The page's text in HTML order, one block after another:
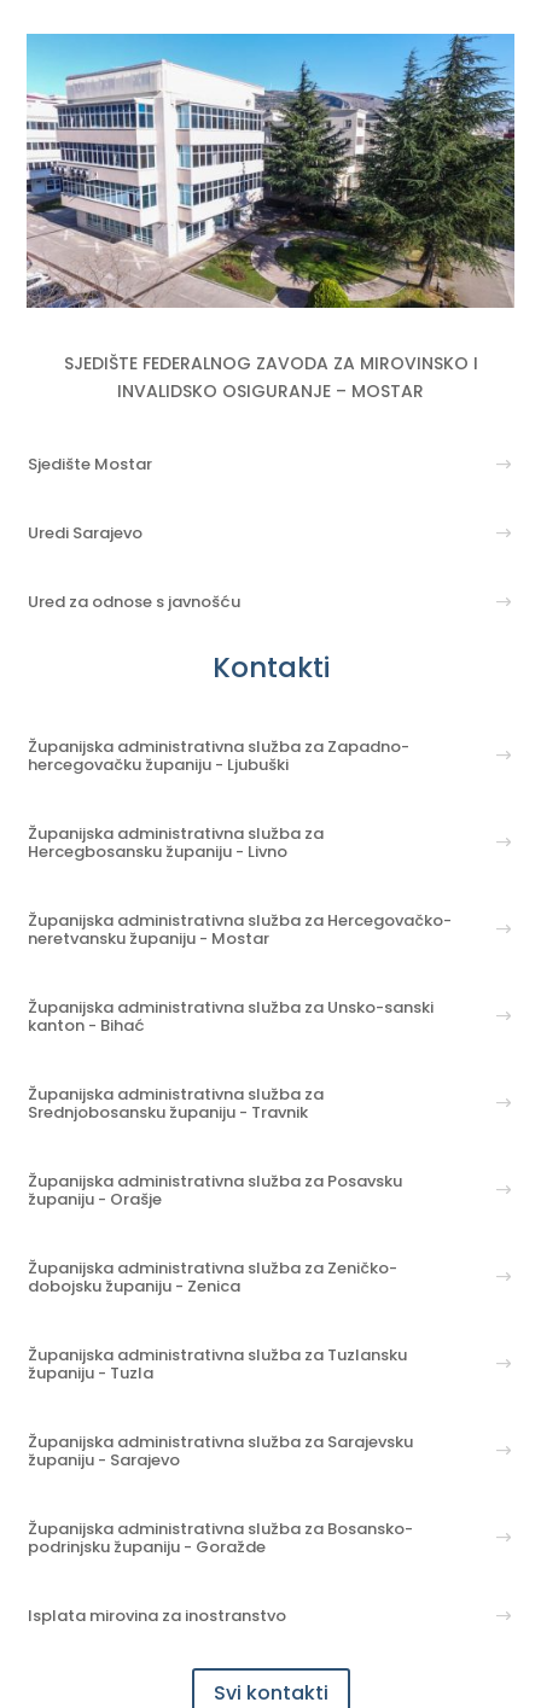
SJEDIŠTE FEDERALNOG ZAVODA ZA MIROVINSKO I
INVALIDSKO OSIGURANJE – MOSTAR
Sjedište Mostar
Uredi Sarajevo
Ured za odnose s javnošću
Kontakti
Županijska administrativna služba za Zapadno-
hercegovačku županiju - Ljubuški
Županijska administrativna služba za
Hercegbosansku županiju - Livno
Županijska administrativna služba za Hercegovačko-
neretvansku županiju - Mostar
Županijska administrativna služba za Unsko-sanski
kanton - Bihać
Županijska administrativna služba za
Srednjobosansku županiju - Travnik
Županijska administrativna služba za Posavsku
županiju - Orašje
Županijska administrativna služba za Zeničko-
dobojsku županiju - Zenica
Županijska administrativna služba za Tuzlansku
županiju - Tuzla
Županijska administrativna služba za Sarajevsku
županiju - Sarajevo
Županijska administrativna služba za Bosansko-
podrinjsku županiju - Goražde
Isplata mirovina za inostranstvo
Svi kontakti